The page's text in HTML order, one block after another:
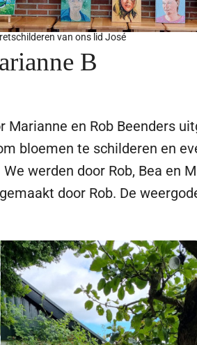
van ons lid José
B
Marianne en Rob Beenders
bloemen te schilderen en
werden door Rob, Bea en
door Rob. De